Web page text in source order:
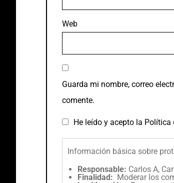
Web
Guarda mi nombre, correo
comente.
He leído y acepto la Política
Información básica sobre
Responsable: Carlos A,
Finalidad: Moderar los